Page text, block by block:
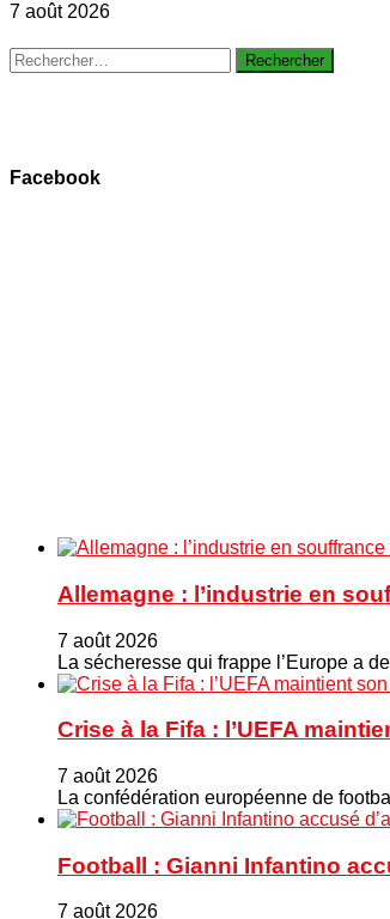
7 août 2026
Rechercher :
Facebook
Allemagne : l’industrie en
7 août 2026
La sécheresse qui frappe l’Europe a
Crise à la Fifa : l’UEFA
7 août 2026
La confédération européenne de
Football : Gianni Infantino
7 août 2026